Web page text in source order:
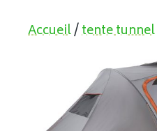
Accueil/tente tunnel